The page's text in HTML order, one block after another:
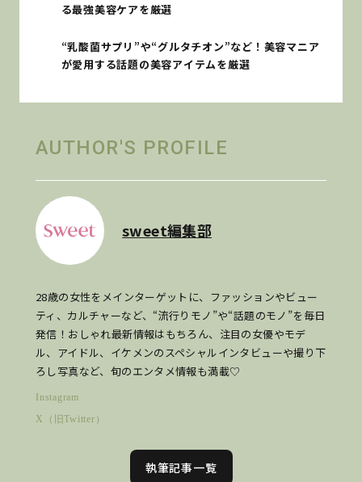
る最強美容ケアを厳選
“乳酸菌サプリ”や“グルタチオン”など！美容マニア
が愛用する話題の美容アイテムを厳選
AUTHOR'S PROFILE
sweet編集部
28歳の女性をメインターゲットに、ファッションやビュー
ティ、カルチャーなど、“流行りモノ”や“話題のモノ”を毎日
発信！おしゃれ最新情報はもちろん、注目の女優やモデ
ル、アイドル、イケメンのスペシャルインタビューや撮り下
ろし写真など、旬のエンタメ情報も満載♡
Instagram
X（旧Twitter）
執筆記事一覧